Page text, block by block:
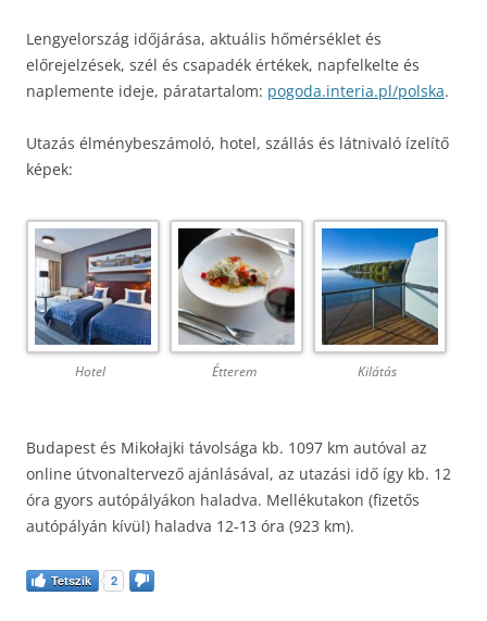
Lengyelország időjárása, aktuális hőmérséklet és
előrejelzések, szél és csapadék értékek, napfelkelte és
naplemente ideje, páratartalom: pogoda.interia.pl/polska.
Utazás élménybeszámoló, hotel, szállás és látnivaló ízelítő
képek:
Hotel Étterem Kilátás
Budapest és Mikołajki távolsága kb. 1097 km autóval az
online útvonaltervező ajánlásával, az utazási idő így kb. 12
óra gyors autópályákon haladva. Mellékutakon (fizetős
autópályán kívül) haladva 12-13 óra (923 km).
Tetszik 2